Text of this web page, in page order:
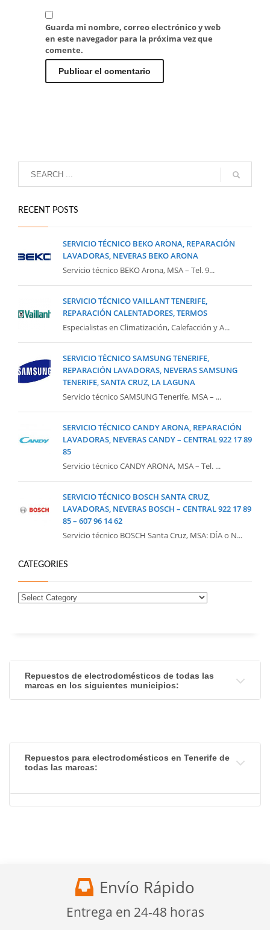
Guarda mi nombre, correo electrónico y web
en este navegador para la próxima vez que
comente.
RECENT POSTS
SERVICIO TÉCNICO BEKO ARONA, REPARACIÓN
LAVADORAS, NEVERAS BEKO ARONA
Servicio técnico BEKO Arona, MSA – Tel. 9...
SERVICIO TÉCNICO VAILLANT TENERIFE,
REPARACIÓN CALENTADORES, TERMOS
Especialistas en Climatización, Calefacción y A...
SERVICIO TÉCNICO SAMSUNG TENERIFE,
REPARACIÓN LAVADORAS, NEVERAS SAMSUNG
TENERIFE, SANTA CRUZ, LA LAGUNA
Servicio técnico SAMSUNG Tenerife, MSA – ...
SERVICIO TÉCNICO CANDY ARONA, REPARACIÓN
LAVADORAS, NEVERAS CANDY – CENTRAL 922 17 89
85
Servicio técnico CANDY ARONA, MSA – Tel. ...
SERVICIO TÉCNICO BOSCH SANTA CRUZ,
LAVADORAS, NEVERAS BOSCH – CENTRAL 922 17 89
85 – 607 96 14 62
Servicio técnico BOSCH Santa Cruz, MSA: DÍA o N...
CATEGORIES
Repuestos de electrodomésticos de todas las
marcas en los siguientes municipios:
Repuestos para electrodomésticos en Tenerife de
todas las marcas:
Envío Rápido
Entrega en 24-48 horas